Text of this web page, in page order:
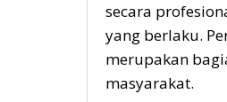
secara
yang berlaku.
merupakan
masyarakat.